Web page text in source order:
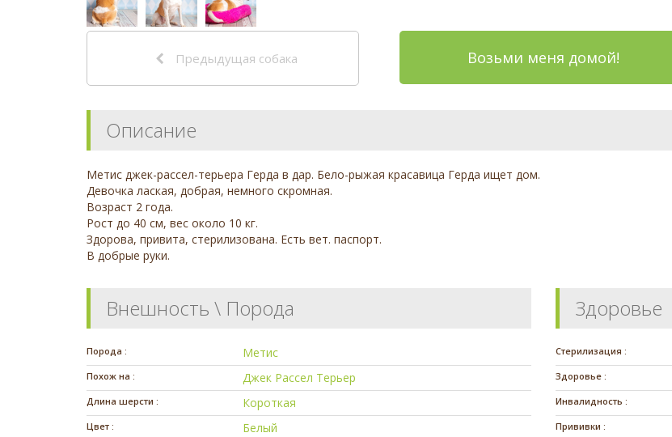
Предыдущая собака Возьми меня домой!
Описание
Метис джек-рассел-терьера Герда в дар. Бело-рыжая красавица Герда ищет дом.
Девочка лаская, добрая, немного скромная.
Возраст 2 года.
Рост до 40 см, вес около 10 кг.
Здорова, привита, стерилизована. Есть вет. паспорт.
В добрые руки.
Внешность \ Порода
Порода : Метис
Похож на : Джек Рассел Терьер
Длина шерсти : Короткая
Цвет : Белый
Здоровье
Стерилизация :
Здоровье :
Инвалидность :
Прививки :